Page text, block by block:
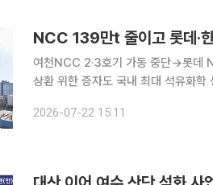
NCC 139만t 줄이고 롯데·
여천NCC 2·3호기 가동 중단→롯데
상환 위한 증자도 국내 최대 석유화학 생산 거점인 여수산업단지의 첫 구조개편이 본궤도에 올랐다.
화솔루션과 DL케미칼은 다운스트림
2026-07-22 15:11